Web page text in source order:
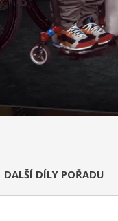
DALŠÍ DÍLY POŘADU